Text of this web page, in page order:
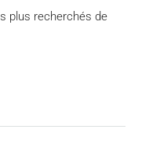
plus recherchés de